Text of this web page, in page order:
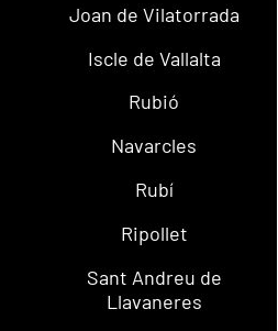
Joan de Vilatorrada
Iscle de Vallalta
Rubió
Navarcles
Rubí
Ripollet
Sant Andreu de
Llavaneres